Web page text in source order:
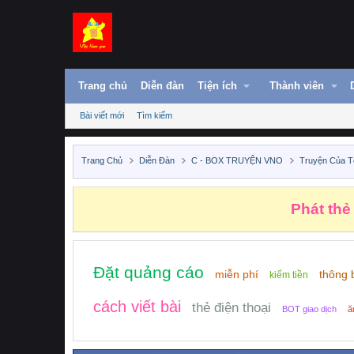
Trang chủ Diễn đàn Tiện ích Thành viên
Bài viết mới Tìm kiếm
Trang Chủ Diễn Đàn C - BOX TRUYỆN VNO Truyện Của
Phát
Đặt quảng cáo miễn phí kiếm tiền thông
cách viết bài thẻ điện thoại BOT giao dịch